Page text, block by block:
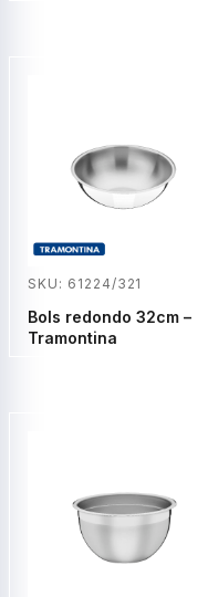
SKU: 61224/321
Bols redondo 32cm –
Tramontina